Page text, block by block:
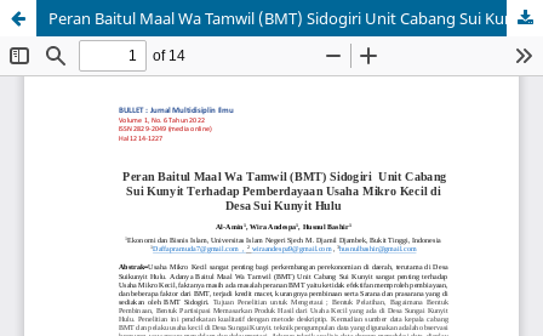
Peran Baitul Maal Wa Tamwil (BMT) Sidogiri Unit Cabang Sui Kunyit Terhadap Pemberdayaan Usaha Mikro Kecil di Desa Sui Kunyit Hulu